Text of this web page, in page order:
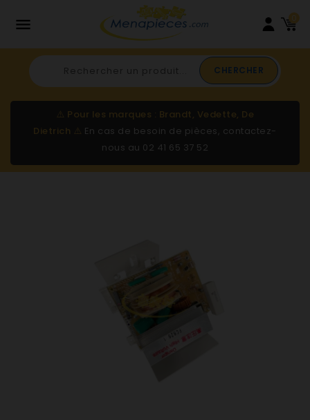
 0
CHERCHER
⚠️ Pour les marques : Brandt, Vedette, De
Dietrich ⚠️ En cas de besoin de pièces, contactez-
nous au 02 41 65 37 52